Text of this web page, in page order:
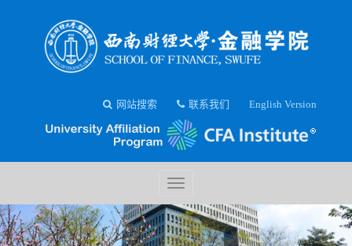
English Version
联系我们
网站搜索